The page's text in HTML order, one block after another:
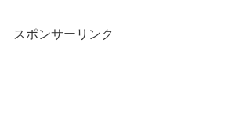
スポンサーリンク